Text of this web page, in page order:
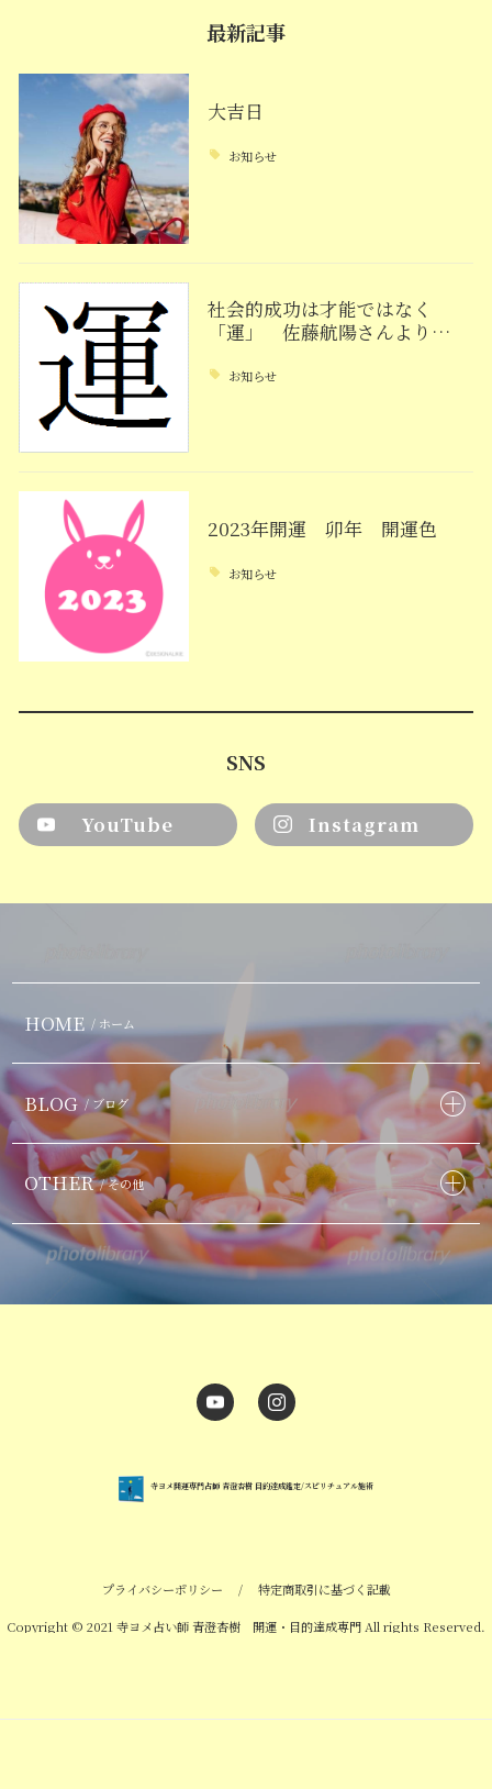
最新記事
大吉日
お知らせ
社会的成功は才能ではなく
「運」 佐藤航陽さんより…
お知らせ
2023年開運 卯年 開運色
お知らせ
SNS
YouTube Instagram
HOME / ホーム
BLOG / ブログ
OTHER / その他
寺ヨメ開運専門占師 青澄杏樹 目的達成鑑定/スピリチュアル施術
プライバシーポリシー / 特定商取引に基づく記載
Copyright © 2021 寺ヨメ占い師 青澄杏樹 開運・目的達成専門 All rights Reserved.